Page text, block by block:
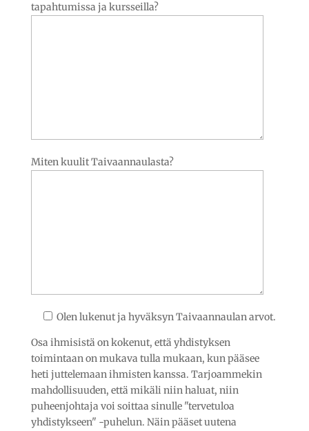
tapahtumissa ja kursseilla?
Miten kuulit Taivaannaulasta?
Olen lukenut ja hyväksyn Taivaannaulan arvot.
Osa ihmisistä on kokenut, että yhdistyksen
toimintaan on mukava tulla mukaan, kun pääsee
heti juttelemaan ihmisten kanssa. Tarjoammekin
mahdollisuuden, että mikäli niin haluat, niin
puheenjohtaja voi soittaa sinulle "tervetuloa
yhdistykseen" -puhelun. Näin pääset uutena